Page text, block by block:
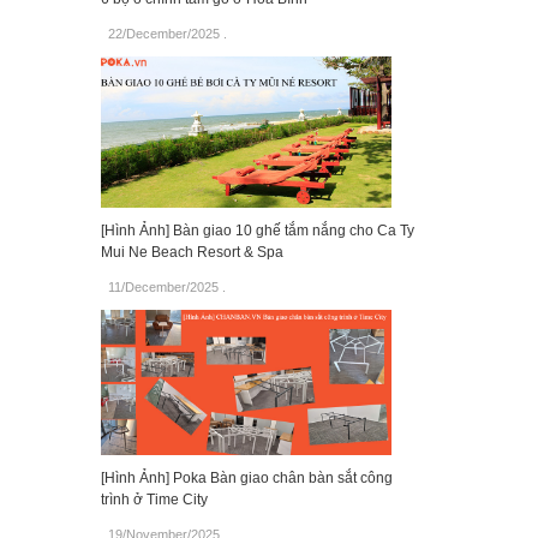
22/December/2025.
[Hình Ảnh] Bàn giao 10 ghế tắm nắng cho Ca Ty
Mui Ne Beach Resort & Spa
11/December/2025.
[Hình Ảnh] Poka Bàn giao chân bàn sắt công
trình ở Time City
19/November/2025.